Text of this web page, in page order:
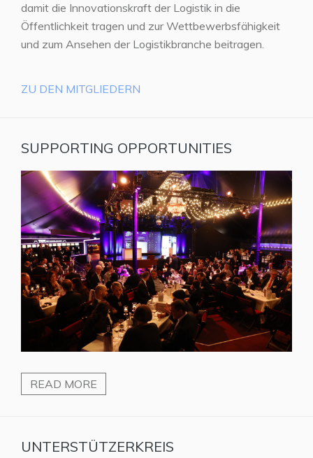
damit die Innovationskraft der Logistik in die
Öffentlichkeit tragen und zur Wettbewerbsfähigkeit
und zum Ansehen der Logistikbranche beitragen.
ZU DEN MITGLIEDERN
SUPPORTING OPPORTUNITIES
READ MORE
UNTERSTÜTZERKREIS